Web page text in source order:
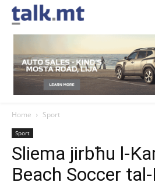
Home Sport
Sport
Sliema jirbħu l-
Beach Soccer